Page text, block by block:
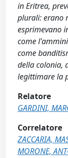
in Eritrea,
plurali: erano
esprimevano
come
come
della colonia,
legittimare la
Relatore
GARDINI,
Correlatore
ZACCARIA,
MORONE,